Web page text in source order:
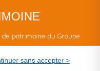
patrimoine du Groupe
sans accepter >